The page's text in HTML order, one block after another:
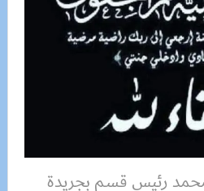
محمد رئيس قسم بجريدة